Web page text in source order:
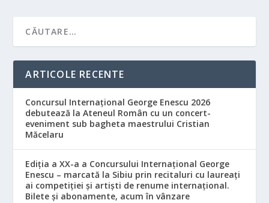
ARTICOLE RECENTE
Concursul Internațional George Enescu 2026
debutează la Ateneul Român cu un concert-
eveniment sub bagheta maestrului Cristian
Măcelaru
Ediția a XX-a a Concursului Internațional George
Enescu – marcată la Sibiu prin recitaluri cu laureați
ai competiției și artiști de renume internațional.
Bilete și abonamente, acum în vânzare